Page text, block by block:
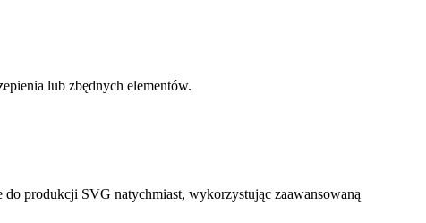
lub zbędnych elementów.
produkcji SVG natychmiast, wykorzystując zaawansowaną